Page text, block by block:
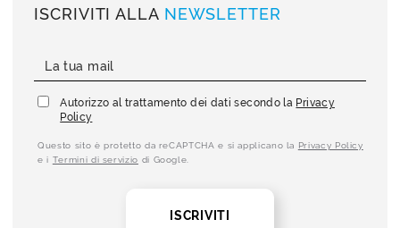
ISCRIVITI ALLA NEWSLETTER
Autorizzo al trattamento dei dati secondo la Privacy
Policy
Questo sito è protetto da reCAPTCHA e si applicano la Privacy Policy
e i Termini di servizio di Google.
ISCRIVITI